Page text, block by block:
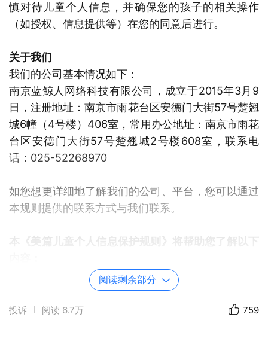
慎对待儿童个人信息，并确保您的孩子的相关操作
（如授权、信息提供等）在您的同意后进行。
关于我们
我们的公司基本情况如下：
南京蓝鲸人网络科技有限公司，成立于2015年3月9
日，注册地址：南京市雨花台区安德门大街57号楚翘
城6幢（4号楼）406室，常用办公地址：南京市雨花
台区安德门大街57号楚翘城2号楼608室，联系电
话：025-52268970
如您想更详细地了解我们的公司、平台，您可以通过
本规则提供的联系方式与我们联系。
本《美篇儿童个人信息保护规则》将帮助您了解以下
一、 本《美篇儿童个人信息保护规则》适用范围
二、 我们收集和使用儿童个人信息的规则
三、 我们共享、转让、公开披露儿童个人信息的规
阅读剩余部分
投诉 阅读 6.7万 759